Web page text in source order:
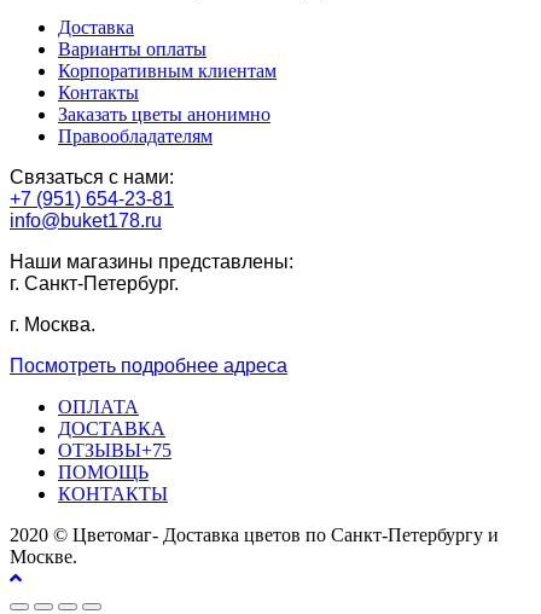
Доставка
Варианты оплаты
Корпоративным клиентам
Контакты
Заказать цветы анонимно
Правообладателям
Связаться с нами:
+7 (951) 654-23-81
info@buket178.ru
Наши магазины представлены:
г. Санкт-Петербург.
г. Москва.
Посмотреть подробнее адреса
ОПЛАТА
ДОСТАВКА
ОТЗЫВЫ+75
ПОМОЩЬ
КОНТАКТЫ
2020 © Цветомаг- Доставка цветов по Санкт-Петербургу и
Москве.